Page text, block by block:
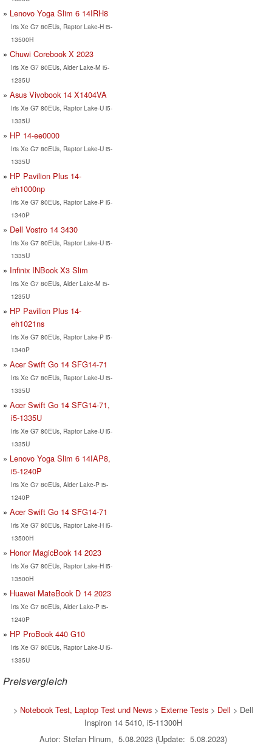
Lenovo Yoga Slim 6 14IRH8
Iris Xe G7 80EUs, Raptor Lake-H i5-
13500H
Chuwi Corebook X 2023
Iris Xe G7 80EUs, Alder Lake-M i5-
1235U
Asus Vivobook 14 X1404VA
Iris Xe G7 80EUs, Raptor Lake-U i5-
1335U
HP 14-ee0000
Iris Xe G7 80EUs, Raptor Lake-U i5-
1335U
HP Pavilion Plus 14-
eh1000np
Iris Xe G7 80EUs, Raptor Lake-P i5-
1340P
Dell Vostro 14 3430
Iris Xe G7 80EUs, Raptor Lake-U i5-
1335U
Infinix INBook X3 Slim
Iris Xe G7 80EUs, Alder Lake-M i5-
1235U
HP Pavilion Plus 14-
eh1021ns
Iris Xe G7 80EUs, Raptor Lake-P i5-
1340P
Acer Swift Go 14 SFG14-71
Iris Xe G7 80EUs, Raptor Lake-U i5-
1335U
Acer Swift Go 14 SFG14-71,
i5-1335U
Iris Xe G7 80EUs, Raptor Lake-U i5-
1335U
Lenovo Yoga Slim 6 14IAP8,
i5-1240P
Iris Xe G7 80EUs, Alder Lake-P i5-
1240P
Acer Swift Go 14 SFG14-71
Iris Xe G7 80EUs, Raptor Lake-H i5-
13500H
Honor MagicBook 14 2023
Iris Xe G7 80EUs, Raptor Lake-H i5-
13500H
Huawei MateBook D 14 2023
Iris Xe G7 80EUs, Alder Lake-P i5-
1240P
HP ProBook 440 G10
Iris Xe G7 80EUs, Raptor Lake-U i5-
1335U
Preisvergleich
> Notebook Test, Laptop Test und News> Externe Tests> Dell > Dell
Inspiron 14 5410, i5-11300H
Autor: Stefan Hinum, 5.08.2023 (Update: 5.08.2023)